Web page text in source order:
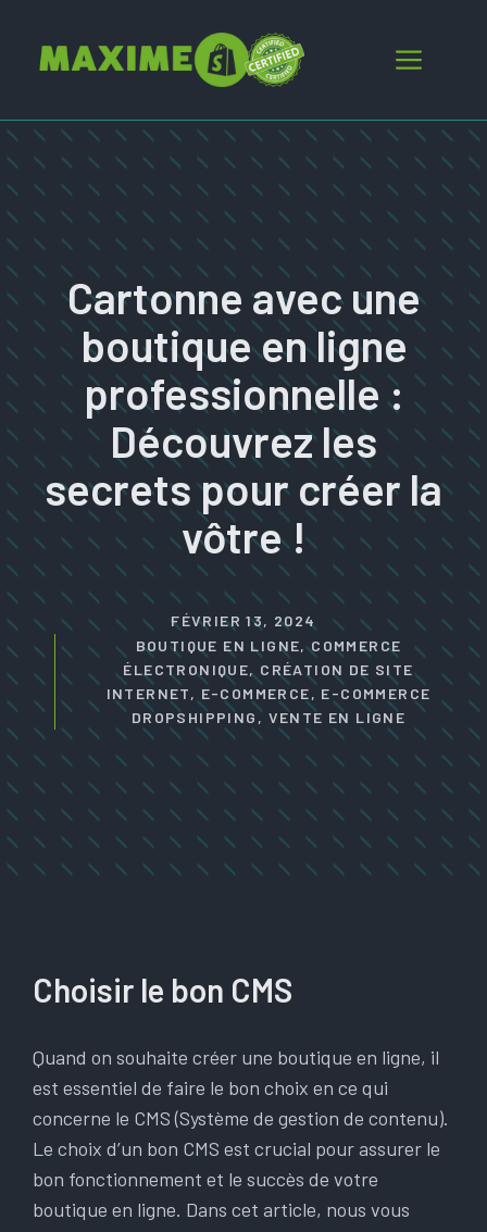
contenu
Menu
Cartonne avec une
boutique en ligne
professionnelle :
Découvrez les
secrets pour créer la
vôtre !
FÉVRIER 13, 2024
BOUTIQUE EN LIGNE,COMMERCE
ÉLECTRONIQUE, CRÉATION DE SITE
INTERNET, E-COMMERCE, E-COMMERCE
DROPSHIPPING , VENTE EN LIGNE
Choisir le bon CMS
Quand on souhaite créer une boutique en ligne, il
est essentiel de faire le bon choix en ce qui
concerne le CMS (Système de gestion de contenu).
Le choix d’un bon CMS est crucial pour assurer le
bon fonctionnement et le succès de votre
boutique en ligne. Dans cet article, nous vous